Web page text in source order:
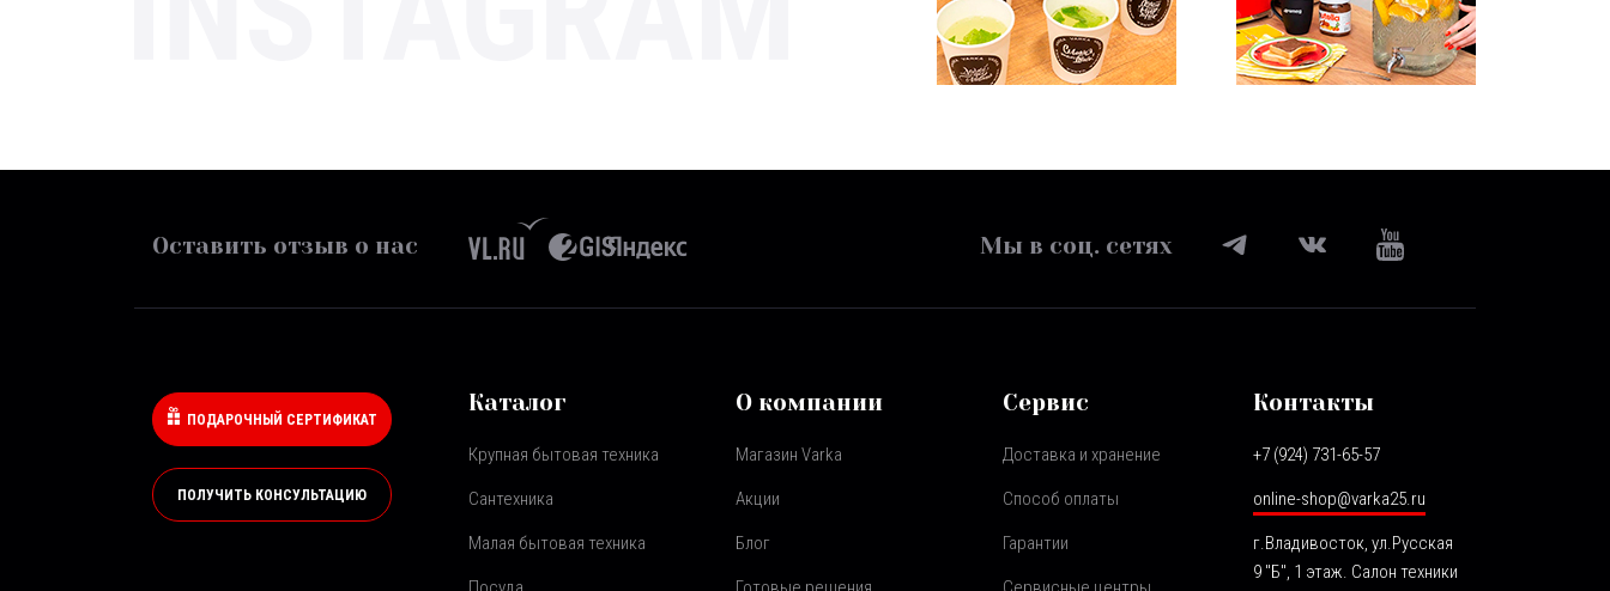
Оставить отзыв о нас Мы в соц. сетях
ПОДАРОЧНЫЙ СЕРТИФИКАТ
ПОЛУЧИТЬ КОНСУЛЬТАЦИЮ
Каталог
Крупная бытовая техника
Сантехника
Малая бытовая техника
О компании
Магазин Varka
Акции
Блог
Сервис
Доставка и хранение
Способ оплаты
Гарантии
Контакты
+7 (924) 731-65-57
online-shop@varka25.ru
г.Владивосток, ул.Русская
9 "Б", 1 этаж. Салон техники